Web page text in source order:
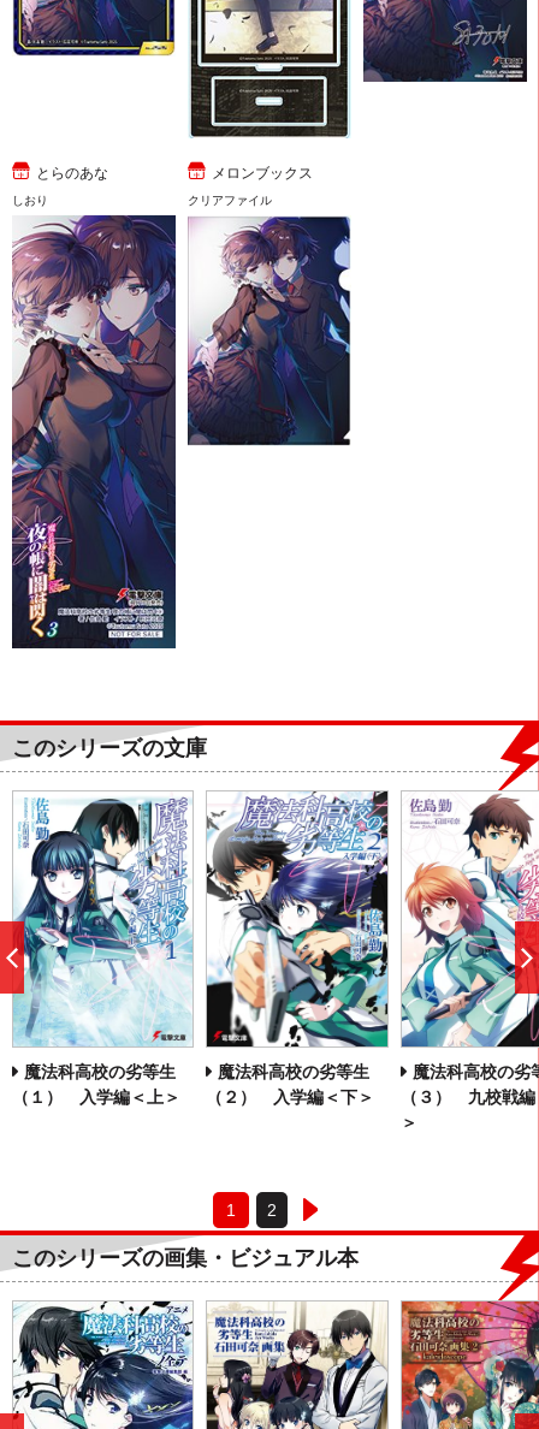
とらのあな
しおり
メロンブックス
クリアファイル
このシリーズの文庫
魔法科高校の劣等生
（１） 入学編＜上＞
魔法科高校の劣等生
（２） 入学編＜下＞
魔法科高校の劣
（３） 九校戦編
＞
1 2
前
へ
このシリーズの画集・ビジュアル本